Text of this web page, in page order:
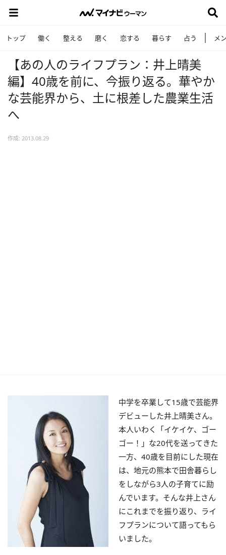
トップ 働く 整える 磨く 恋する 暮らす 占う メ
【あの人のライフプラン：井上晴美
編】40歳を前に、今振り返る。華やか
な芸能界から、土に根差した農業生活
へ
作成: 2013.08.29
中学を卒業して15歳で芸能界
デビューした井上晴美さん。
本人いわく「イケイケ、ゴー
ゴー！」な20代を送ってきた
一方、40歳を目前にした現在
は、地元の熊本で田舎暮らし
をしながら3人の子育てに励
んでいます。そんな井上さん
にこれまでを振り返り、ライ
フプランについて語ってもら
いました。